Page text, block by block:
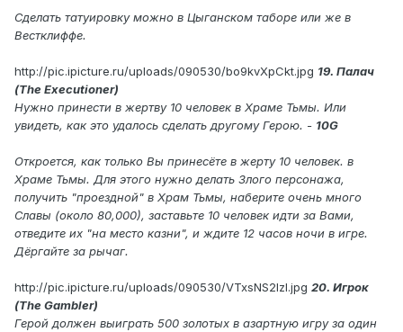
Сделать татуировку можно в Цыганском таборе или же в
Вестклиффе.
http://pic.ipicture.ru/uploads/090530/bo9kvXpCkt.jpg 19. Палач
(The Executioner)
Нужно принести в жертву 10 человек в Храме Тьмы. Или
увидеть, как это удалось сделать другому Герою. - 10G
Откроется, как только Вы принесёте в жерту 10 человек. в
Храме Тьмы. Для этого нужно делать Злого персонажа,
получить "проездной" в Храм Тьмы, наберите очень много
Славы (около 80,000), заставьте 10 человек идти за Вами,
отведите их "на место казни", и ждите 12 часов ночи в игре.
Дёргайте за рычаг.
http://pic.ipicture.ru/uploads/090530/VTxsNS2lzI.jpg 20. Игрок
(The Gambler)
Герой должен выиграть 500 золотых в азартную игру за один